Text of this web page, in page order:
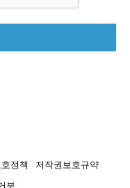
른 본인확인 , 개인 식
인가 사용 방지 , 가입
적이 달성된 후에는
하는 서비스를 받는
정책
저작권보호규약
부